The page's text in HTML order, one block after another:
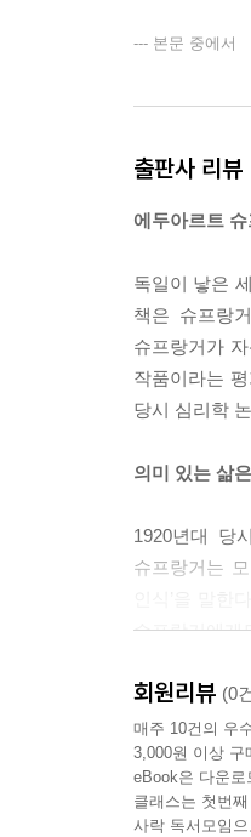
--- 본문 중에서
출판사 리뷰
에두아르트
독일이 낳은
책은 슈프랑
슈프랑거가
작품이라는
당시 심리학
의미 있는 삶
1920년대 당
슈프랑거는
슈프랑거에게
의미 있는 내
발생하는 정
나아가 그는
슈프랑거에게
의미를 상실
회원리뷰 (0
매주 10건의 우
3,000원 이상 구
eBook은 다운
클래스는 첫번
사락 독서모임